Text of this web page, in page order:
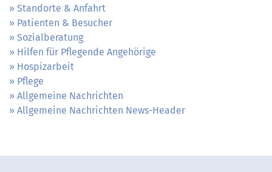
Standorte & Anfahrt
Patienten & Besucher
Sozialberatung
Hilfen für Pflegende Angehörige
Hospizarbeit
Pflege
Allgemeine Nachrichten
Allgemeine Nachrichten News-Header